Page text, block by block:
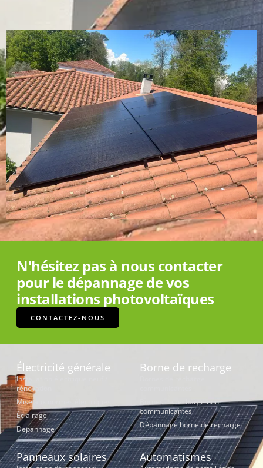
N'hésitez pas à nous contacter
pour le dépannage de vos
installations photovoltaïques
CONTACTEZ-NOUS
Électricité générale
Installation électrique neuf /
rénovation
Mise aux normes électriques
Éclairage
Depannage
Borne de recharge
Bornes de recharge non
communicantes
Dépannage borne de recharge
Panneaux solaires Automatismes